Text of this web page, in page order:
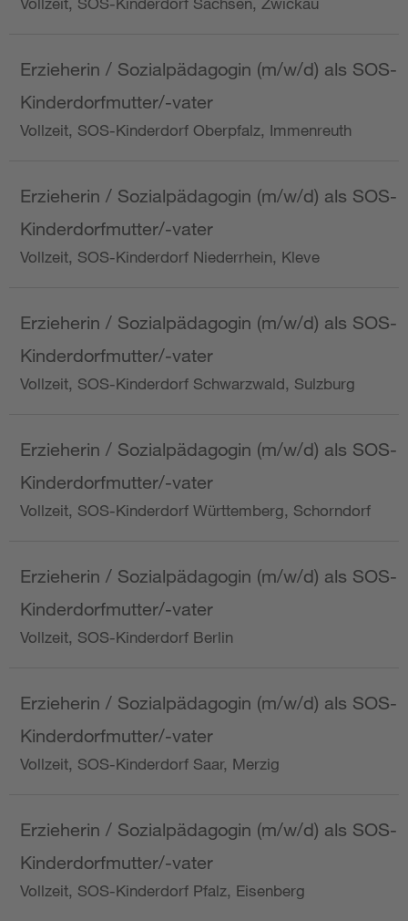
Erzieherin / Sozialpädagogin (m/w/d) als SOS-
Kinderdorfmutter/-vater
Vollzeit, SOS-Kinderdorf Oberpfalz, Immenreuth
Erzieherin / Sozialpädagogin (m/w/d) als SOS-
Kinderdorfmutter/-vater
Vollzeit, SOS-Kinderdorf Niederrhein, Kleve
Erzieherin / Sozialpädagogin (m/w/d) als SOS-
Kinderdorfmutter/-vater
Vollzeit, SOS-Kinderdorf Schwarzwald, Sulzburg
Erzieherin / Sozialpädagogin (m/w/d) als SOS-
Kinderdorfmutter/-vater
Vollzeit, SOS-Kinderdorf Württemberg, Schorndorf
Erzieherin / Sozialpädagogin (m/w/d) als SOS-
Kinderdorfmutter/-vater
Vollzeit, SOS-Kinderdorf Berlin
Erzieherin / Sozialpädagogin (m/w/d) als SOS-
Kinderdorfmutter/-vater
Vollzeit, SOS-Kinderdorf Saar, Merzig
Erzieherin / Sozialpädagogin (m/w/d) als SOS-
Kinderdorfmutter/-vater
Vollzeit, SOS-Kinderdorf Pfalz, Eisenberg